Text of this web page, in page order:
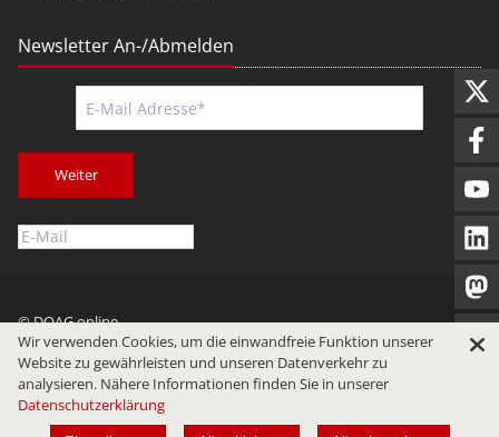
Newsletter An-/Abmelden
Weiter
© DOAG online
Impressum
Datenschutz Nutzungsbedingungen
Wir verwenden Cookies, um die einwandfreie Funktion unserer
Website zu gewährleisten und unseren Datenverkehr zu
analysieren. Nähere Informationen finden Sie in unserer
Datenschutzerklärung